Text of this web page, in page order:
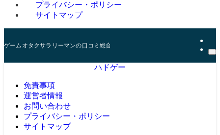
プライバシー・ポリシー
サイトマップ
ゲームオタクサラリーマンの口コミ総合サイト
ハドゲー
免責事項
運営者情報
お問い合わせ
プライバシー・ポリシー
サイトマップ